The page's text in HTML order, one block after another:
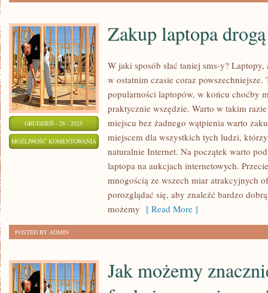
GRUDZIEŃ - 28 - 2025
MOŻLIWOŚĆ KOMENTOWANIA ZAKUP
LAPTOPA
DROGĄ
INTERNETOWĄ
Zakup laptopa
W jaki sposób słać taniej sms-y?
w ostatnim czasie coraz
popularności laptopów, w końcu choćby
praktycznie wszędzie. Warto w takim
miejscu bez żadnego wątpienia warto
miejscem dla wszystkich tych ludzi,
naturalnie Internet. Na początek warto
laptopa na aukcjach internetowych.
mnogością ze wszech miar atrakcyjnych
porozglądać się, aby znaleźć bardzo
możemy [ Read More ]
POSTED BY ADMIN
Jak możemy